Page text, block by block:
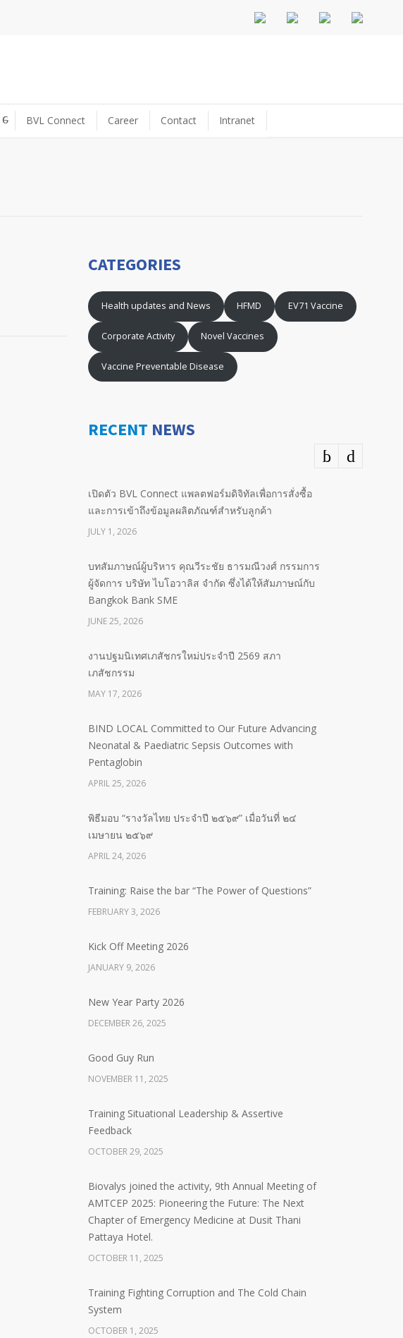
BVL Connect Career Contact Intranet
CATEGORIES
Health updates and News HFMD EV71 Vaccine
Corporate Activity Novel Vaccines
Vaccine Preventable Disease
RECENT NEWS
เปิดตัว BVL Connect แพลตฟอร์มดิจิทัลเพื่อการสั่งซื้อ
และการเข้าถึงข้อมูลผลิตภัณฑ์สำหรับลูกค้า
JULY 1, 2026
บทสัมภาษณ์ผู้บริหาร คุณวีระชัย ธารมณีวงศ์ กรรมการ
ผู้จัดการ บริษัท ไบโอวาลิส จำกัด ซึ่งได้ให้สัมภาษณ์กับ
Bangkok Bank SME
JUNE 25, 2026
งานปฐมนิเทศเภสัชกรใหม่ประจำปี 2569 สภา
เภสัชกรรม
MAY 17, 2026
BIND LOCAL Committed to Our Future Advancing
Neonatal & Paediatric Sepsis Outcomes with
Pentaglobin
APRIL 25, 2026
พิธีมอบ “รางวัลไทย ประจำปี ๒๕๖๙” เมื่อวันที่ ๒๔
เมษายน ๒๕๖๙
APRIL 24, 2026
Training: Raise the bar “The Power of Questions”
FEBRUARY 3, 2026
Kick Off Meeting 2026
JANUARY 9, 2026
New Year Party 2026
DECEMBER 26, 2025
Good Guy Run
NOVEMBER 11, 2025
Training Situational Leadership & Assertive
Feedback
OCTOBER 29, 2025
Biovalys joined the activity, 9th Annual Meeting of
AMTCEP 2025: Pioneering the Future: The Next
Chapter of Emergency Medicine at Dusit Thani
Pattaya Hotel.
OCTOBER 11, 2025
Training Fighting Corruption and The Cold Chain
System
OCTOBER 1, 2025